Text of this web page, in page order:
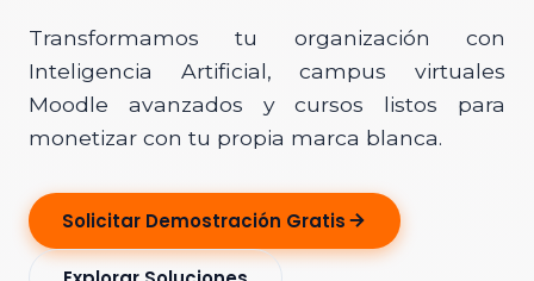
Transformamos tu organización con
Inteligencia Artificial, campus virtuales
Moodle avanzados y cursos listos para
monetizar con tu propia marca blanca.
Solicitar Demostración Gratis